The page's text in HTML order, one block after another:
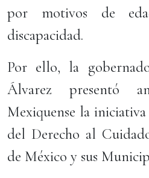
por motivos de
discapacidad.
Por ello, la
Álvarez presentó
Mexiquense la
del Derecho al
de México y sus